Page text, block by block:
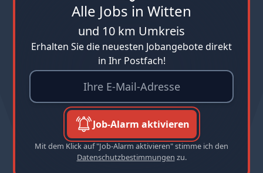
Alle Jobs in Witten
und 10 km Umkreis
Erhalten Sie die neuesten Jobangebote direkt
in Ihr Postfach!
Job-Alarm aktivieren
Mit dem Klick auf "Job-Alarm aktivieren" stimme ich den
Datenschutzbestimmungen zu.